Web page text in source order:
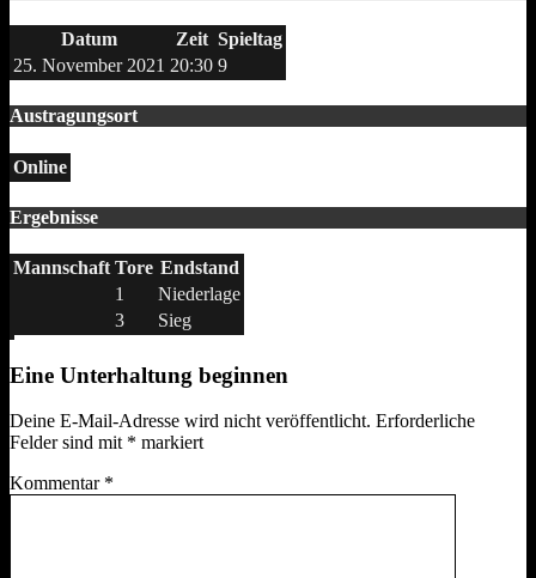
Datum Zeit Spieltag
25. November 2021 20:30 9
Austragungsort
Online
Ergebnisse
Mannschaft Tore Endstand
1
Niederlage
3
Sieg
Eine Unterhaltung beginnen
Deine E-Mail-Adresse wird nicht veröffentlicht. Erforderliche
Felder sind mit * markiert
Kommentar *